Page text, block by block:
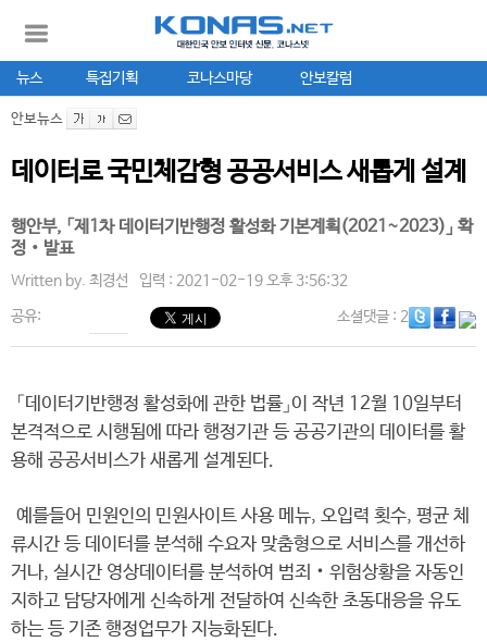
뉴스 특집기획 코나스마당 안보칼럼
안보뉴스
데이터로 국민체감형 공공서비스 새롭게 설계
행안부, 「제1차 데이터기반행정 활성화 기본계획(2021~2023)」 확
정‧발표
Written by. 최경선 입력 : 2021-02-19 오후 3:56:32
공유: 소셜댓글: 2
「데이터기반행정 활성화에 관한 법률」이 작년 12월 10일부터
본격적으로 시행됨에 따라 행정기관 등 공공기관의 데이터를 활
용해 공공서비스가 새롭게 설계된다.
예를들어 민원인의 민원사이트 사용 메뉴, 오입력 횟수, 평균 체
류시간 등 데이터를 분석해 수요자 맞춤형으로 서비스를 개선하
거나, 실시간 영상데이터를 분석하여 범죄‧위험상황을 자동인
지하고 담당자에게 신속하게 전달하여 신속한 초동대응을 유도
하는 등 기존 행정업무가 지능화된다.